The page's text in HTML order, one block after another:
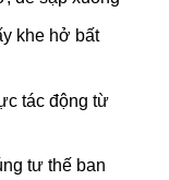
khe hở bất
tác động từ
tư thế ban